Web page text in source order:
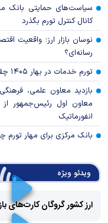
سیاست‌های حمایتی بانک
کانال کنترل تورم بگذرد
نوسان بازار ارز؛ واقعیت
رسانه‌ای؟
تورم خدمات در بهار ۱۴۰۵ چقدر شد؟
بازدید معاون علمی،
معاون اول رئیس‌جمهور
انفورماتیک
بانک مرکزی برای مهار تورم
ویدئو ویژه
ارز کشور گروگان کارت‌های